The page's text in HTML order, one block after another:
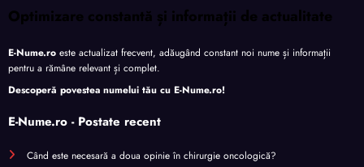
Optimizare constantă și informații de actualitate
E-Nume.ro este actualizat frecvent, adăugând constant noi nume și informații
pentru a rămâne relevant și complet.
Descoperă povestea numelui tău cu E-Nume.ro!
E-Nume.ro - Postate recent
Când este necesară a doua opinie în chirurgie oncologică?